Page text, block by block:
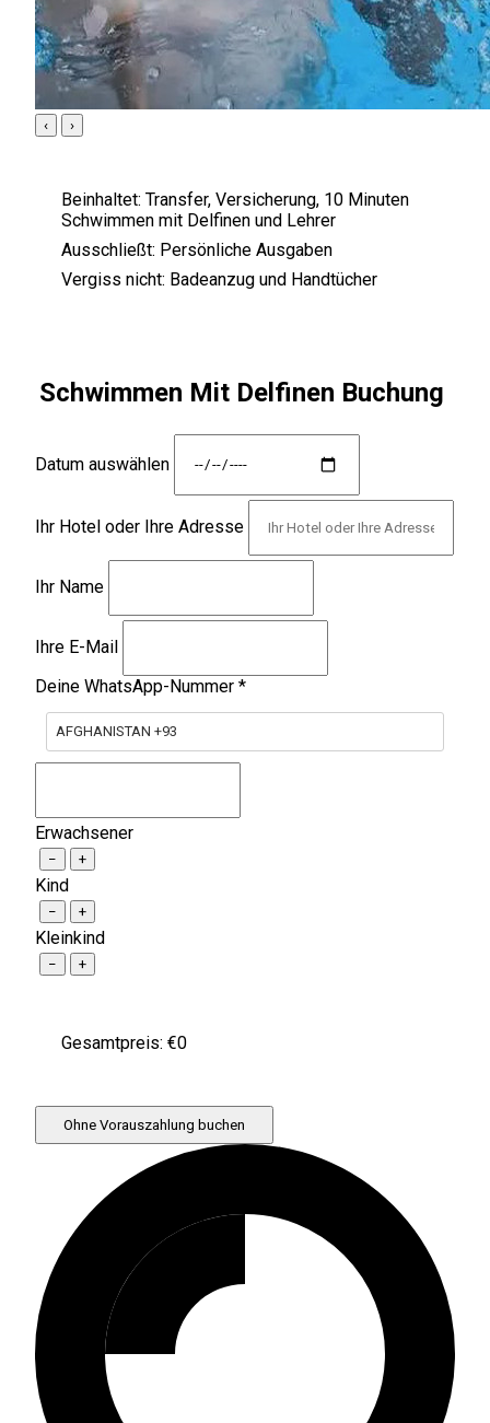
‹ ›
Beinhaltet: Transfer, Versicherung, 10 Minuten
Schwimmen mit Delfinen und Lehrer
Ausschließt: Persönliche Ausgaben
Vergiss nicht: Badeanzug und Handtücher
Schwimmen Mit Delfinen Buchung
Datum auswählen
Ihr Hotel oder Ihre Adresse
Ihr Name
Ihre E-Mail
Deine WhatsApp-Nummer *
AFGHANISTAN +93
Erwachsener
− +
Kind
− +
Kleinkind
− +
Gesamtpreis: €0
Ohne Vorauszahlung buchen